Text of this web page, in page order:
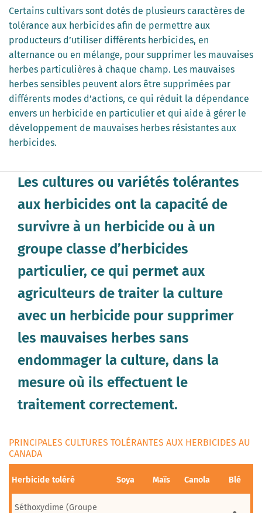
Certains cultivars sont dotés de plusieurs caractères de
tolérance aux herbicides afin de permettre aux
producteurs d’utiliser différents herbicides, en
alternance ou en mélange, pour supprimer les mauvaises
herbes particulières à chaque champ. Les mauvaises
herbes sensibles peuvent alors être supprimées par
différents modes d’actions, ce qui réduit la dépendance
envers un herbicide en particulier et qui aide à gérer le
développement de mauvaises herbes résistantes aux
herbicides.
Les cultures ou variétés tolérantes
aux herbicides ont la capacité de
survivre à un herbicide ou à un
groupe classe d’herbicides
particulier, ce qui permet aux
agriculteurs de traiter la culture
avec un herbicide pour supprimer
les mauvaises herbes sans
endommager la culture, dans la
mesure où ils effectuent le
traitement correctement.
PRINCIPALES CULTURES TOLÉRANTES AUX HERBICIDES AU
CANADA
Herbicide toléré Soya Maïs Canola Blé
Séthoxydime (Groupe